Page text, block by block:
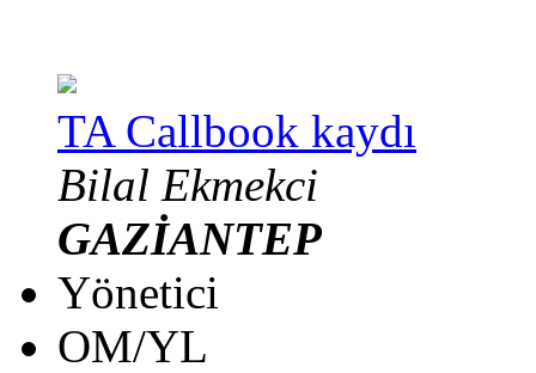
TA Callbook kaydı
Bilal Ekmekci
GAZİANTEP
Yönetici
OM/YL